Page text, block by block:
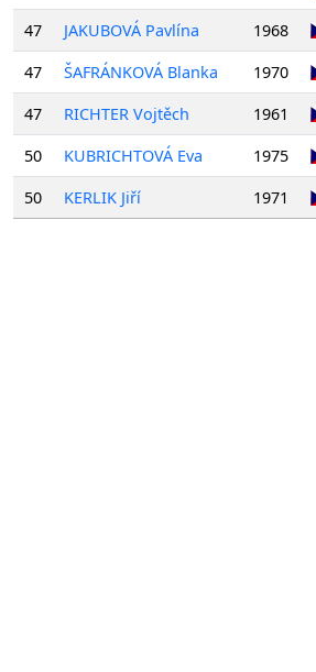
47
JAKUBOVÁ Pavlína 1968
47
ŠAFRÁNKOVÁ Blanka 1970
47
RICHTER Vojtěch 1961
50
KUBRICHTOVÁ Eva 1975
50
KERLIK Jiří 1971